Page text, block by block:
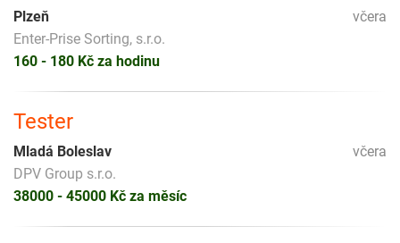
včera
Plzeň
Enter-Prise Sorting, s.r.o.
160 - 180 Kč za hodinu
Tester
včera
Mladá Boleslav
DPV Group s.r.o.
38000 - 45000 Kč za měsíc